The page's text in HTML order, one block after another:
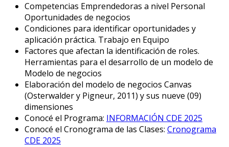
Competencias Emprendedoras a nivel Personal
Oportunidades de negocios
Condiciones para identificar oportunidades y
aplicación práctica. Trabajo en Equipo
Factores que afectan la identificación de roles.
Herramientas para el desarrollo de un modelo de
Modelo de negocios
Elaboración del modelo de negocios Canvas
(Osterwalder y Pigneur, 2011) y sus nueve (09)
dimensiones
Conocé el Programa: INFORMACIÓN CDE 2025
Conocé el Cronograma de las Clases: Cronograma
CDE 2025